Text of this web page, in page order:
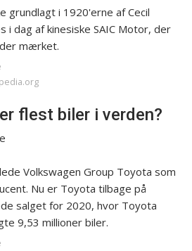
grundlagt i 1920'erne af Cecil
i dag af kinesiske SAIC Motor, der
mærket.
flest biler i verden?
Volkswagen Group Toyota som
Nu er Toyota tilbage på
salget for 2020, hvor Toyota
9,53 millioner biler.